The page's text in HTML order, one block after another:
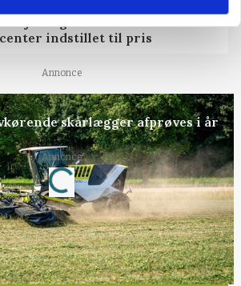
indstillet til pris
Annonce
skårlægger afprøves i år
Annonce
Loading...
Jobs
i samarbejde med